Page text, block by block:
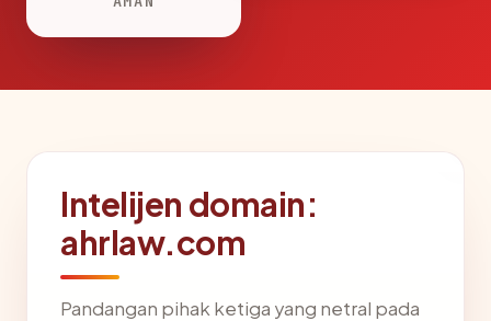
Intelijen domain:
ahrlaw.com
Pandangan pihak ketiga yang netral pada